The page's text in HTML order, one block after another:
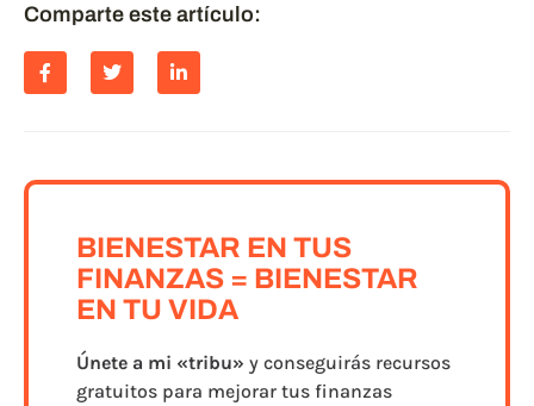
Comparte este artículo:
BIENESTAR EN TUS
FINANZAS = BIENESTAR
EN TU VIDA
Únete a mi «tribu» y conseguirás recursos
gratuitos para mejorar tus finanzas